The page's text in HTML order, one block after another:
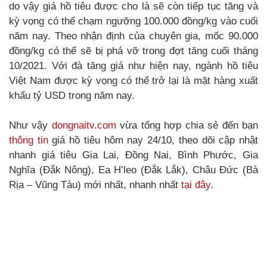
do vậy giá hồ tiêu được cho là sẽ còn tiếp tục tăng và
kỳ vọng có thể chạm ngưỡng 100.000 đồng/kg vào cuối
năm nay. Theo nhận định của chuyên gia, mốc 90.000
đồng/kg có thể sẽ bị phá vỡ trong đợt tăng cuối tháng
10/2021. Với đà tăng giá như hiện nay, ngành hồ tiêu
Việt Nam được kỳ vọng có thể trở lại là mặt hàng xuất
khẩu tỷ USD trong năm nay.
Như vậy dongnaitv.com vừa tổng hợp chia sẻ đến bạn
thông tingiá hồ tiêu hôm nay 24/10, theo dõi cập nhật
nhanh giá tiêu Gia Lai, Đồng Nai, Bình Phước, Gia
Nghĩa (Đắk Nông), Ea H’leo (Đắk Lắk), Châu Đức (Bà
Rịa – Vũng Tàu) mới nhất, nhanh nhất tại đây.